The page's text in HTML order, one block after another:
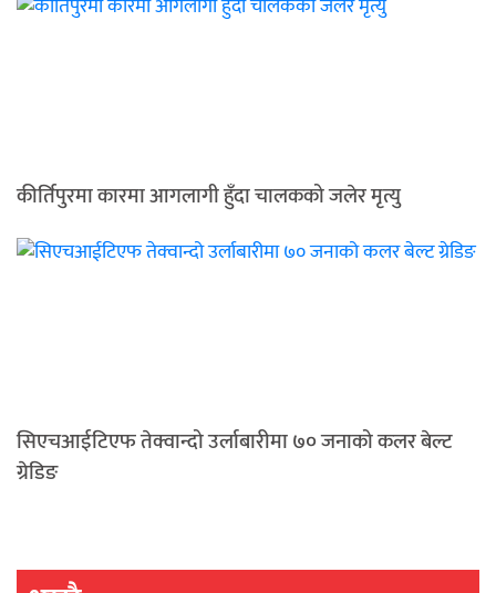
कीर्तिपुरमा कारमा आगलागी हुँदा चालकको जलेर मृत्यु
सिएचआईटिएफ तेक्वान्दो उर्लाबारीमा ७० जनाको कलर बेल्ट
ग्रेडिङ